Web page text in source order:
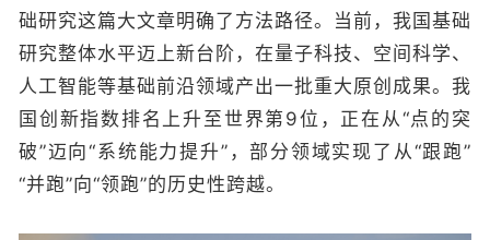
础研究这篇大文章明确了方法路径。当前，我国基础
研究整体水平迈上新台阶，在量子科技、空间科学、
人工智能等基础前沿领域产出一批重大原创成果。我
国创新指数排名上升至世界第9位，正在从“点的突
破”迈向“系统能力提升”，部分领域实现了从“跟跑”
“并跑”向“领跑”的历史性跨越。